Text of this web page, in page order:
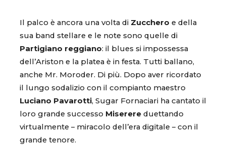
Il palco è ancora una volta di Zucchero e della
sua band stellare e le note sono quelle di
Partigiano reggiano: il blues si impossessa
dell’Ariston e la platea è in festa. Tutti ballano,
anche Mr. Moroder. Di più. Dopo aver ricordato
il lungo sodalizio con il compianto maestro
Luciano Pavarotti, Sugar Fornaciari ha cantato il
loro grande successo Miserere duettando
virtualmente – miracolo dell’era digitale – con il
grande tenore.